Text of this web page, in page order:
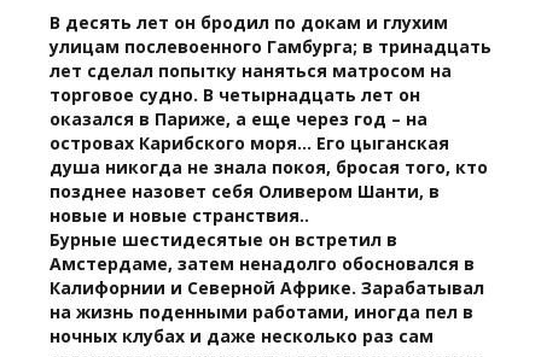
В десять лет он бродил по докам и глухим
улицам послевоенного Гамбурга; в тринадцать
лет сделал попытку наняться матросом на
торговое судно. В четырнадцать лет он
оказался в Париже, а еще через год – на
островах Карибского моря… Его цыганская
душа никогда не знала покоя, бросая того, кто
позднее назовет себя Оливером Шанти, в
новые и новые странствия..
Бурные шестидесятые он встретил в
Амстердаме, затем ненадолго обосновался в
Калифорнии и Северной Африке. Зарабатывал
на жизнь поденными работами, иногда пел в
ночных клубах и даже несколько раз сам